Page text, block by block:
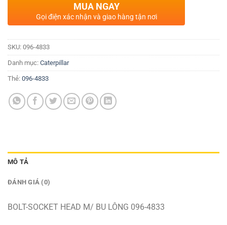
MUA NGAY
Gọi điện xác nhận và giao hàng tận nơi
SKU: 096-4833
Danh mục: Caterpillar
Thẻ: 096-4833
MÔ TẢ
ĐÁNH GIÁ (0)
BOLT-SOCKET HEAD M/ BU LÔNG 096-4833